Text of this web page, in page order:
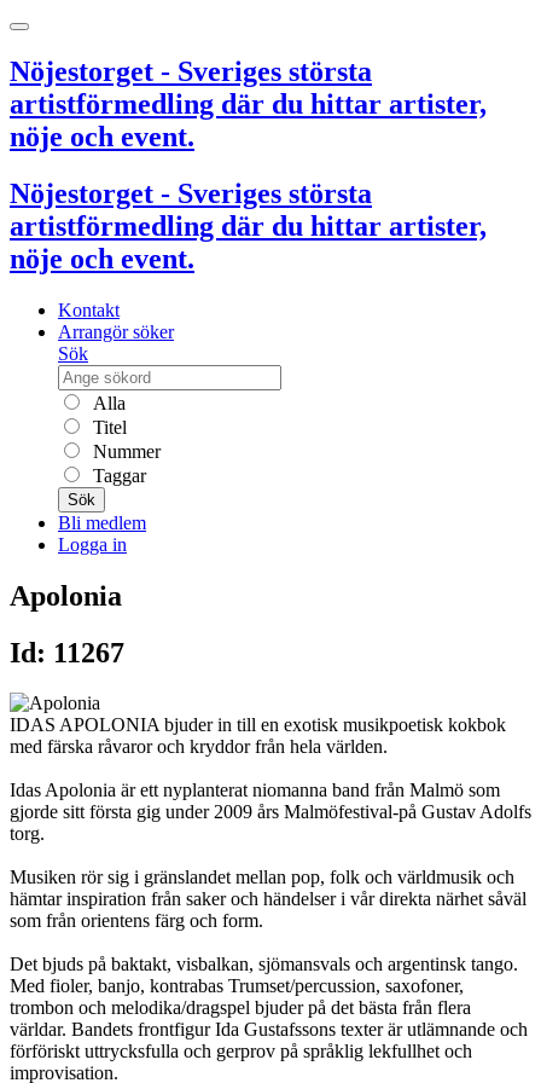
Nöjestorget - Sveriges största
artistförmedling där du hittar artister,
nöje och event.
Nöjestorget - Sveriges största
artistförmedling där du hittar artister,
nöje och event.
Kontakt
Arrangör söker
Sök
Alla
Titel
Nummer
Taggar
Sök
Bli medlem
Logga in
Apolonia
Id: 11267
IDAS APOLONIA bjuder in till en exotisk musikpoetisk kokbok
med färska råvaror och kryddor från hela världen.
Idas Apolonia är ett nyplanterat niomanna band från Malmö som
gjorde sitt första gig under 2009 års Malmöfestival-på Gustav Adolfs
torg.
Musiken rör sig i gränslandet mellan pop, folk och världmusik och
hämtar inspiration från saker och händelser i vår direkta närhet såväl
som från orientens färg och form.
Det bjuds på baktakt, visbalkan, sjömansvals och argentinsk tango.
Med fioler, banjo, kontrabas Trumset/percussion, saxofoner,
trombon och melodika/dragspel bjuder på det bästa från flera
världar. Bandets frontfigur Ida Gustafssons texter är utlämnande och
förföriskt uttrycksfulla och gerprov på språklig lekfullhet och
improvisation.